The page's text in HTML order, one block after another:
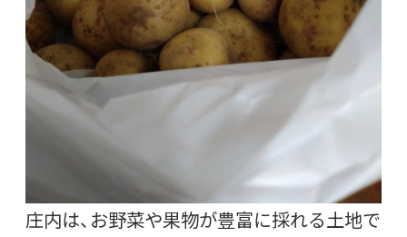
庄内は、お野菜や果物が豊富に採れる土地で